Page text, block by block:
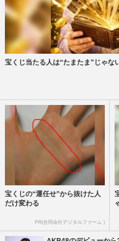
宝くじ当たる人は“たまたま”じゃな
宝くじの“運任せ”から抜けた人
だけ変わる
PR(合同会社デジタルファーム )